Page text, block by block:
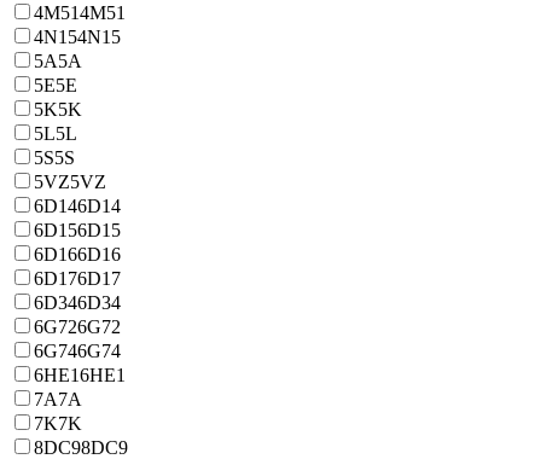
4M514M51
4N154N15
5A5A
5E5E
5K5K
5L5L
5S5S
5VZ5VZ
6D146D14
6D156D15
6D166D16
6D176D17
6D346D34
6G726G72
6G746G74
6HE16HE1
7A7A
7K7K
8DC98DC9